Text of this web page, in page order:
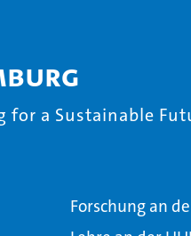
a Sustainable
Forschung an